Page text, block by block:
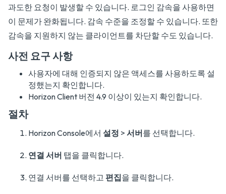
과도한 요청이 발생할 수 있습니다. 로그인 감속을 사용하면
이 문제가 완화됩니다. 감속 수준을 조정할 수 있습니다. 또한
감속을 지원하지 않는 클라이언트를 차단할 수도 있습니다.
사전 요구 사항
사용자에 대해 인증되지 않은 액세스를 사용하도록 설
정했는지 확인합니다.
Horizon Client 버전 4.9 이상이 있는지 확인합니다.
절차
Horizon Console에서 설정 > 서버를 선택합니다.
연결 서버 탭을 클릭합니다.
연결 서버를 선택하고 편집을 클릭합니다.